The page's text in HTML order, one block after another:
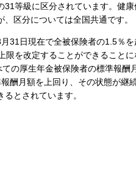
等級に区分されています。健康
区分については全国共通です。
31日現在で全被保険者の1.5％を
限を改定することができることに
の厚生年金被保険者の標準報酬
酬月額を上回り、その状態が継
とされています。